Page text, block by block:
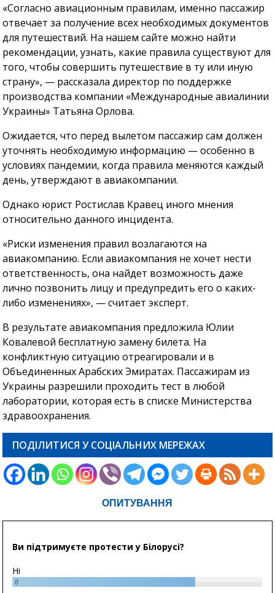
«Согласно авиационным правилам, именно пассажир
отвечает за получение всех необходимых документов
для путешествий. На нашем сайте можно найти
рекомендации, узнать, какие правила существуют для
того, чтобы совершить путешествие в ту или иную
страну», — рассказала директор по поддержке
производства компании «Международные авиалинии
Украины» Татьяна Орлова.
Ожидается, что перед вылетом пассажир сам должен
уточнять необходимую информацию — особенно в
условиях пандемии, когда правила меняются каждый
день, утверждают в авиакомпании.
Однако юрист Ростислав Кравец иного мнения
относительно данного инцидента.
«Риски изменения правил возлагаются на
авиакомпанию. Если авиакомпания не хочет нести
ответственность, она найдет возможность даже
лично позвонить лицу и предупредить его о каких-
либо изменениях», — считает эксперт.
В результате авиакомпания предложила Юлии
Ковалевой бесплатную замену билета. На
конфликтную ситуацию отреагировали и в
Объединенных Арабских Эмиратах. Пассажирам из
Украины разрешили проходить тест в любой
лаборатории, которая есть в списке Министерства
здравоохранения.
ПОДІЛИТИСЯ У СОЦІАЛЬНИХ МЕРЕЖАХ
ОПИТУВАННЯ
Ви підтримуєте протести у Білорусі?
Ні
8